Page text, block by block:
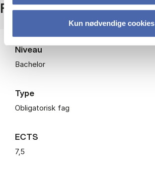
Kun nødvendige cookies
Fakta
Niveau
Bachelor
Type
Obligatorisk fag
ECTS
7,5